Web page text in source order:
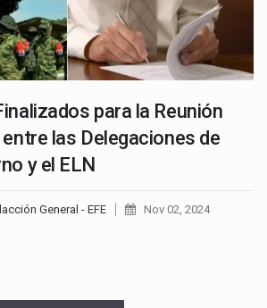
para la Reunión
las Delegaciones de
y el ELN
General - EFE Nov 02, 2024